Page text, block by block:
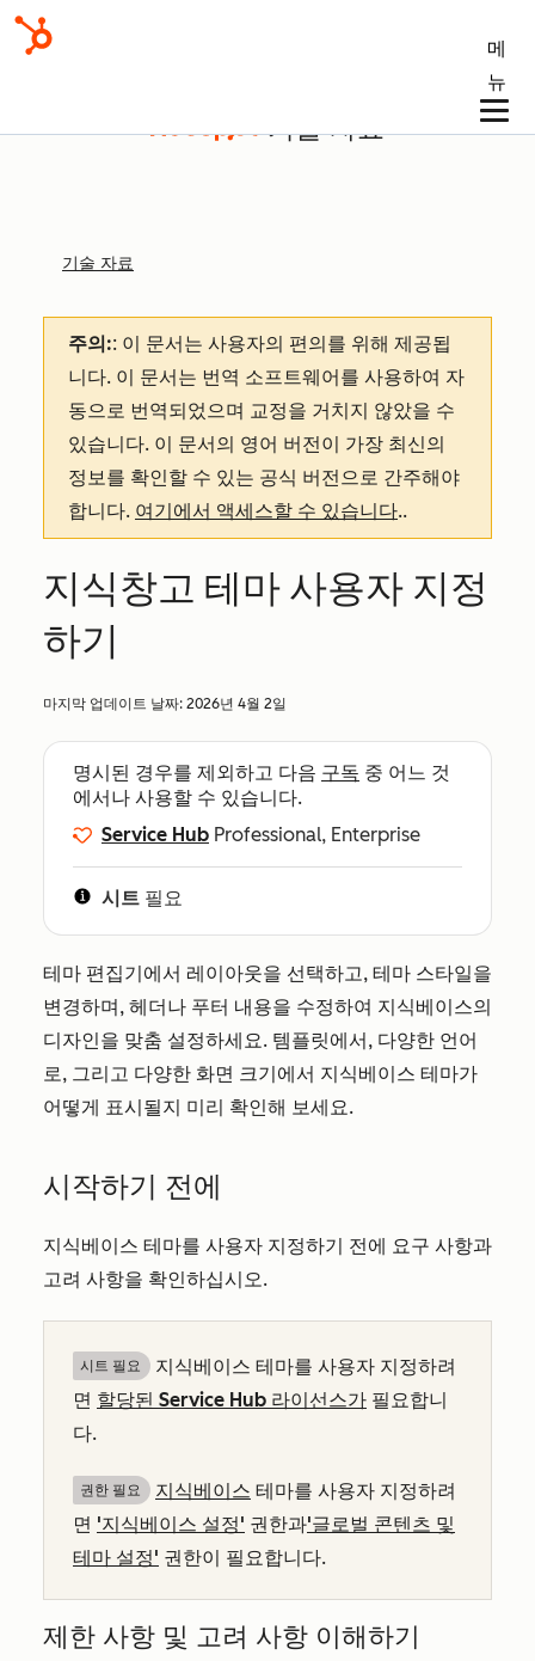
메
뉴
기술 자료
기술 자료
주의:: 이 문서는 사용자의 편의를 위해 제공됩
니다. 이 문서는 번역 소프트웨어를 사용하여 자
동으로 번역되었으며 교정을 거치지 않았을 수
있습니다. 이 문서의 영어 버전이 가장 최신의
정보를 확인할 수 있는 공식 버전으로 간주해야
합니다. 여기에서 액세스할 수 있습니다..
지식창고 테마 사용자 지정
하기
마지막 업데이트 날짜: 2026년 4월 2일
명시된 경우를 제외하고 다음 구독 중 어느 것
에서나 사용할 수 있습니다.
Service Hub Professional, Enterprise
시트 필요
테마 편집기에서 레이아웃을 선택하고, 테마 스타일을
변경하며, 헤더나 푸터 내용을 수정하여 지식베이스의
디자인을 맞춤 설정하세요. 템플릿에서, 다양한 언어
로, 그리고 다양한 화면 크기에서 지식베이스 테마가
어떻게 표시될지 미리 확인해 보세요.
시작하기 전에
지식베이스 테마를 사용자 지정하기 전에 요구 사항과
고려 사항을 확인하십시오.
시트 필요
지식베이스 테마를 사용자 지정하려
면 할당된 Service Hub 라이선스가 필요합니
다.
권한 필요 지식베이스 테마를 사용자 지정하려
면 '지식베이스 설정' 권한과'글로벌 콘텐츠 및
테마 설정' 권한이 필요합니다.
제한 사항 및 고려 사항 이해하기